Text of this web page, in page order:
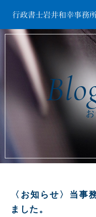
〈お知らせ〉当事
ました。